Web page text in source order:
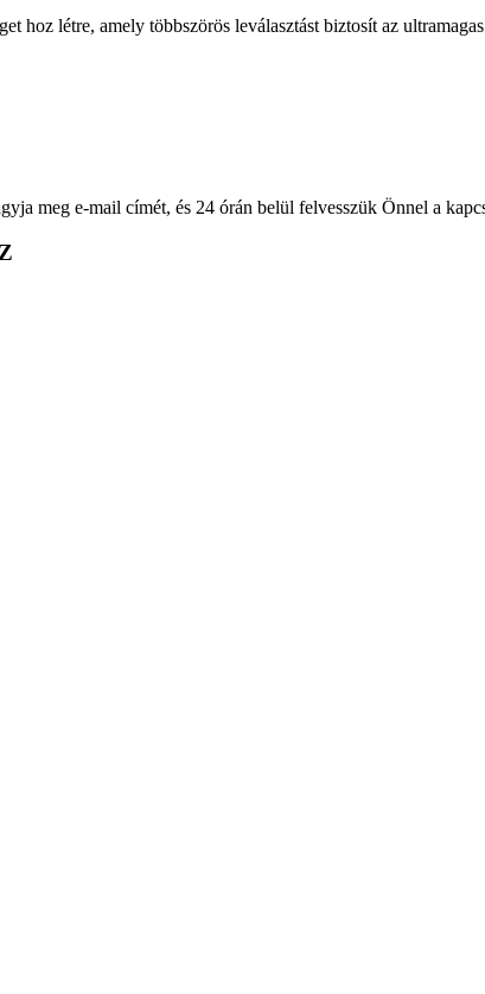
hoz létre, amely többszörös leválasztást biztosít az
meg e-mail címét, és 24 órán belül felvesszük Önnel a